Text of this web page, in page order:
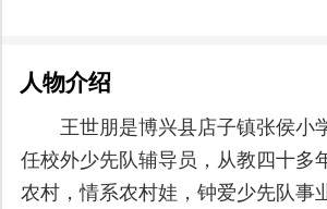
人物介绍
王世朋是博兴县店子镇张侯小
任校外少先队辅导员，从教四十多
农村，情系农村娃，钟爱少先队事